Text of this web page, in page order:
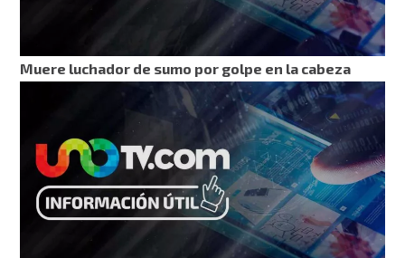
Muere luchador de sumo por golpe en la cabeza